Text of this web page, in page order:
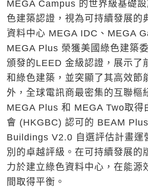
MEGA Campus 的世界級基礎
色建築認證，視為可持續發展的
資料中心 MEGA IDC、MEGA
MEGA Plus 榮獲美國綠色建築
頒發的LEED 金級認證，展示了
和綠色建築，並突顯了其高效節
外，全球電訊商最密集的互聯樞
MEGA Plus 和 MEGA Two取得
會 (HKGBC) 認可的 BEAM
Buildings V2.0 自選評估計畫運
別的卓越評級。在可持續發展的
力於建立綠色資料中心，在能源
間取得平衡。